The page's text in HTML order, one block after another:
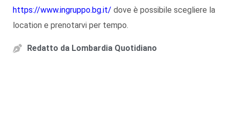
https://www.ingruppo.bg.it/ dove è possibile scegliere la
location e prenotarvi per tempo.
Redatto da Lombardia Quotidiano